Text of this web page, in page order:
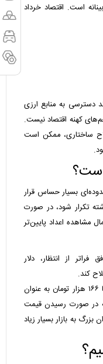
است. اقتصاد خرداد
دسترسی به منابع ارزی
کهنه اقتصاد نیست.
ساختاری، ممکن است
بسیار حساس قرار
سال گذشته تکرار شود، در صورت
اعداد پایین‌تر
از انتظار، دلار
سناریوی واقع‌بینانه: محدوده‌های ۱۶۰ تا ۱۶۶ هزار تومان به عنوان
در صورت رسیدن قیمت
به بازار بسیار زیاد